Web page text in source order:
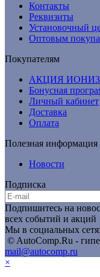
Контакты
Реквизиты
Установочный
Оптовым
Покупателям
АКЦИЯ
Бонусная
Личный кабинет
Доставка
Оплата
Полезная информация
Новости
Подписка
Подпишитесь на
всех событий и акций
Мы в социальных
© AutoComp.Ru -
mail@autocomp.ru
×